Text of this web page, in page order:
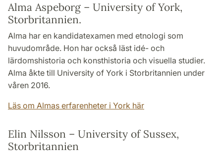
Alma Aspeborg – University of York,
Storbritannien.
Alma har en kandidatexamen med etnologi som
huvudområde. Hon har också läst idé- och
lärdomshistoria och konsthistoria och visuella studier.
Alma åkte till University of York i Storbritannien under
våren 2016.
Läs om Almas erfarenheter i York här
Elin Nilsson – University of Sussex,
Storbritannien